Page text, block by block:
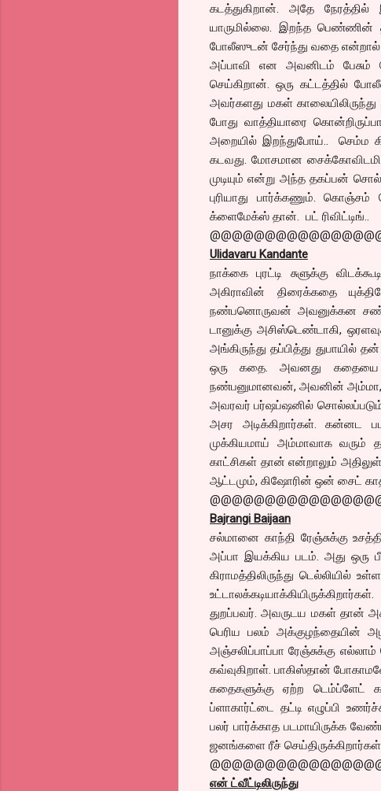
கடத்துகிறான். அதே
யாருமில்லை. இறந்த பெண்ணின்
போலீஸுடன் சேர்ந்து வதை
அப்பாவி என அவனிடம் பேசும்
செய்கிறான். ஒரு கட்டத்தில்
அவர்களது மகள்
போது வாத்தியாரை
அறையில் இறந்துபோய்.. செம்ம
கடவது. மோசமான
முடியும் என்று அந்த தகப்பன்
புரியாது பார்க்கணும்.
க்ளைமேக்ஸ் தான். பட் ரிவிட்டிங்..
Ulidavaru Kandante
நாக்கை புரட்டி சுளுக்கு
அகிராவின் திரைக்கதை
நண்பனொருவன் அவனுக்கன
டானுக்கு அசிஸ்டெண்டாகி,
அங்கிருந்து தப்பித்து
ஒரு கதை. அவனது கதையை
நண்பனுமானவன், அவனின் அம்மா,
அவரவர் பர்ஷப்ஷனில்
அசர அடிக்கிறார்கள். கன்னட பட
முக்கியமாய் அம்மாவாக வரும்
காட்சிகள் தான் என்றாலும்
ஆட்டமும், கிஷோரின் ஒன் சைட்
Bajrangi Baijaan
சல்மானை காந்தி ரேஞ்சுக்கு
அப்பா இயக்கிய படம். அது ஒரு
கிராமத்திலிருந்து
துறப்பவர். அவருடய மகள் தான்
பெரிய பலம் அக்குழந்தையின்
அஞ்சலிப்பாப்பா ரேஞ்சுக்கு
கவ்வுகிறாள். பாகிஸ்தான்
கதைகளுக்கு ஏற்ற டெம்ப்ளேட்
ப்ளாகார்ட்டை தட்டி எழுப்பி
பலர் பார்க்காத படமாயிருக்க
ஜனங்களை ரீச் செய்திருக்கிறார்கள்.
என் ட்வீட்டிலிருந்து